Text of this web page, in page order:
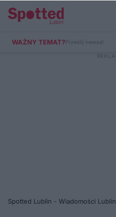
WAŻNY TEMAT?Prześlij newsa!
Spotted Lublin - Wiadomości Lublin